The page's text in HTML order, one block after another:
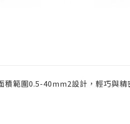
積範圍0.5-40mm2設計，輕巧與